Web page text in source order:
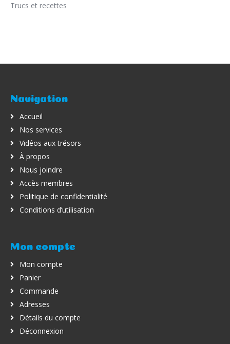
Trucs et recettes
Navigation
Accueil
Nos services
Vidéos aux trésors
À propos
Nous joindre
Accès membres
Politique de confidentialité
Conditions d’utilisation
Mon compte
Mon compte
Panier
Commande
Adresses
Détails du compte
Déconnexion